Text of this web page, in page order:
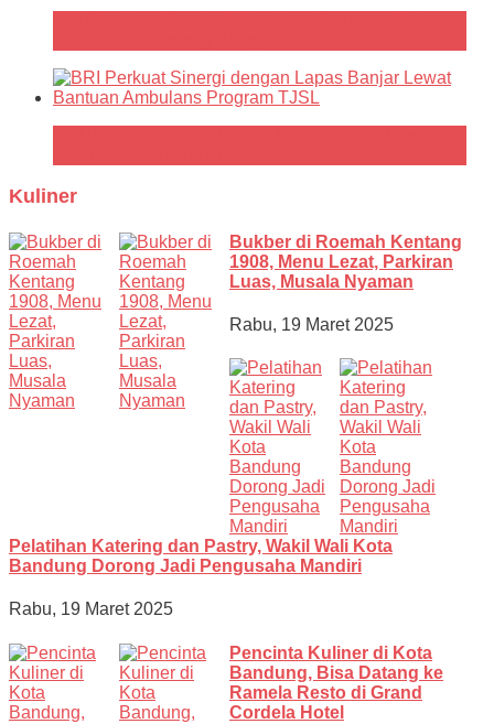
Kuliner
Bukber di Roemah Kentang
1908, Menu Lezat, Parkiran
Luas, Musala Nyaman
Rabu, 19 Maret 2025
Pelatihan Katering dan Pastry, Wakil Wali Kota
Bandung Dorong Jadi Pengusaha Mandiri
Rabu, 19 Maret 2025
Pencinta Kuliner di Kota
Bandung, Bisa Datang ke
Ramela Resto di Grand
Cordela Hotel